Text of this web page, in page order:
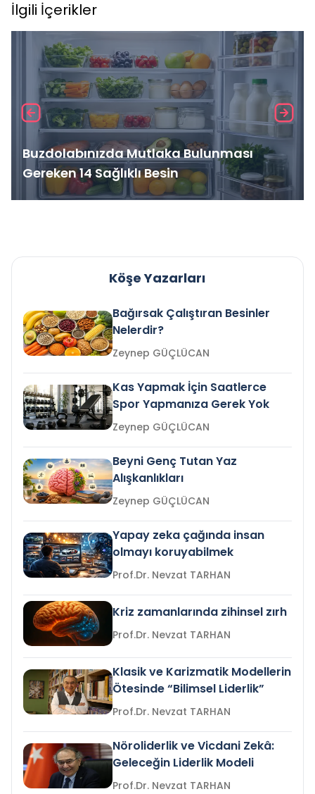
İlgili İçerikler
Buzdolabınızda Mutlaka Bulunması
Gereken 14 Sağlıklı Besin
Köşe Yazarları
Bağırsak Çalıştıran Besinler
Nelerdir?
Zeynep GÜÇLÜCAN
Kas Yapmak İçin Saatlerce
Spor Yapmanıza Gerek Yok
Zeynep GÜÇLÜCAN
Beyni Genç Tutan Yaz
Alışkanlıkları
Zeynep GÜÇLÜCAN
Yapay zeka çağında insan
olmayı koruyabilmek
Prof.Dr. Nevzat TARHAN
Kriz zamanlarında zihinsel zırh
Prof.Dr. Nevzat TARHAN
Klasik ve Karizmatik Modellerin
Ötesinde “Bilimsel Liderlik”
Prof.Dr. Nevzat TARHAN
Nöroliderlik ve Vicdani Zekâ:
Geleceğin Liderlik Modeli
Prof.Dr. Nevzat TARHAN